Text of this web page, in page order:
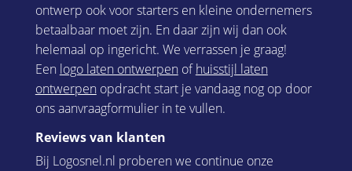
ontwerp ook voor starters en kleine ondernemers
betaalbaar moet zijn. En daar zijn wij dan ook
helemaal op ingericht. We verrassen je graag!
Een logo laten ontwerpenofhuisstijl laten
ontwerpenopdracht start je vandaag nog op door
ons aanvraagformulier in te vullen.
Reviews van klanten
Bij Logosnel.nl proberen we continue onze